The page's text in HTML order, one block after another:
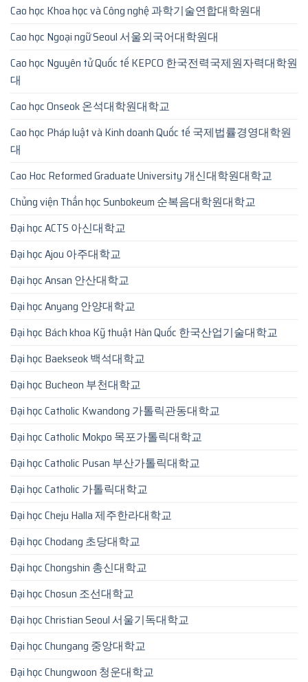
Cao học Khoa học và Công nghệ 과학기술연합대학원대
Cao học Ngoại ngữ Seoul 서울외국어대학원대
Cao học Nguyên tử Quốc tế KEPCO 한국전력국제원자력대학원
대
Cao học Onseok 온석대학원대학교
Cao học Pháp luật và Kinh doanh Quốc tế 국제법률경영대학원
대
Cao Hoc Reformed Graduate University 개신대학원대학교
Chủng viện Thần học Sunbokeum 순복음대학원대학교
Đại học ACTS 아신대학교
Đại học Ajou 아주대학교
Đại học Ansan 안산대학교
Đại học Anyang 안양대학교
Đại học Bách khoa Kỹ thuật Hàn Quốc 한국산업기술대학교
Đại học Baekseok 백석대학교
Đại học Bucheon 부천대학교
Đại học Catholic Kwandong 가톨릭관동대학교
Đại học Catholic Mokpo 목포가톨릭대학교
Đại học Catholic Pusan 부산가톨릭대학교
Đại học Catholic 가톨릭대학교
Đại học Cheju Halla 제주한라대학교
Đại học Chodang 초당대학교
Đại học Chongshin 총신대학교
Đại học Chosun 조선대학교
Đại học Christian Seoul 서울기독대학교
Đại học Chungang 중앙대학교
Đại học Chungwoon 청운대학교